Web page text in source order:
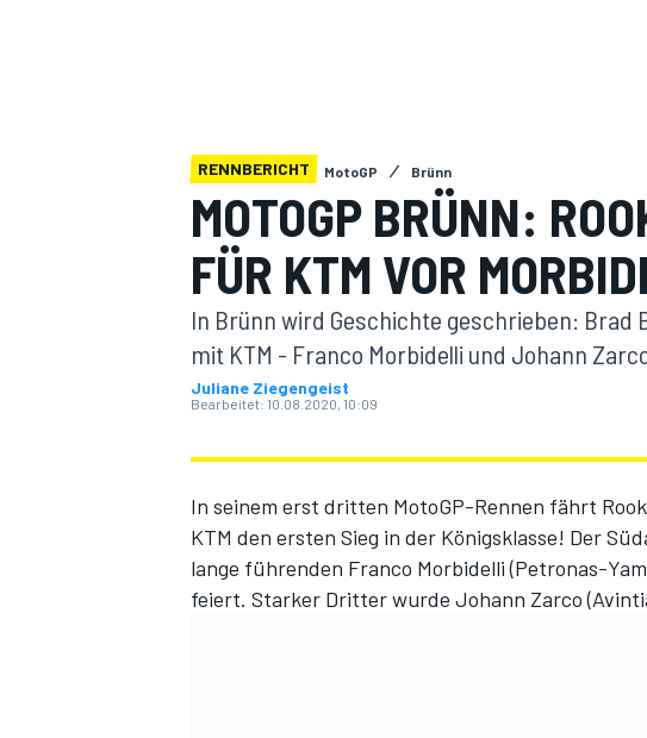
MOTOGP
RENNBERICHT MotoGP Brünn
MOTOGP BRÜNN:
FÜR KTM VOR
In Brünn wird Geschichte geschrieben: Brad
mit KTM - Franco Morbidelli und Johann
Juliane Ziegengeist
Bearbeitet: 10.08.2020, 10:09
In seinem erst dritten MotoGP-Rennen fährt
KTM den ersten Sieg in der Königsklasse! Der
lange führenden Franco Morbidelli (Petronas-
feiert. Starker Dritter wurde Johann Zarco